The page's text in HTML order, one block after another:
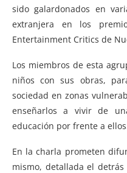
sido galardonados en
extranjera en los
Entertainment Critics de
Los miembros de esta
niños con sus obras,
sociedad en zonas
enseñarlos a vivir de
educación por frente a
En la charla prometen
mismo, detallada el